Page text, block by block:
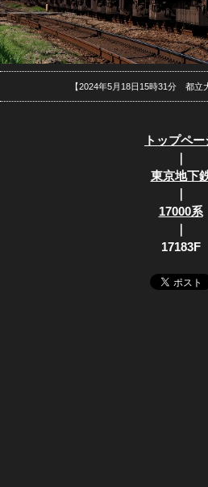
【2024年5月18日15時31分 都立
トップペー
｜
東京地下
｜
17000系
｜
17183F